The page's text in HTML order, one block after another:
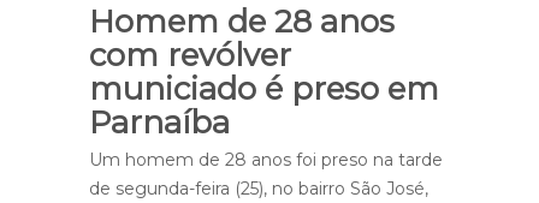
Homem de 28 anos
com revólver
municiado é preso em
Parnaíba
Um homem de 28 anos foi preso na tarde
de segunda-feira (25), no bairro São José,